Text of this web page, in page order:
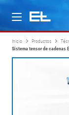
Productos
Inicio Productos
Sistema tensor de cadenas